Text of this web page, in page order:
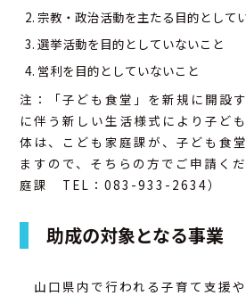
宗教・政治活動を主たる目的として
選挙活動を目的としていないこと
営利を目的としていないこと
注：「子ども食堂」を新規に開設
に伴う新しい生活様式により子ど
体は、こども家庭課が、子ども食
ますので、そちらの方でご申請く
庭課 TEL：083-933-2634）
助成の対象となる事業
山口県内で行われる子育て支援